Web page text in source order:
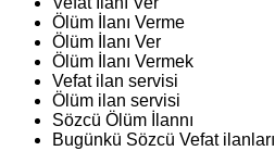
Ölüm İlanı Verme
Ölüm İlanı Ver
Ölüm İlanı Vermek
Vefat ilan servisi
Ölüm ilan servisi
Sözcü Ölüm İlannı
Bugünkü Sözcü Vefat ilanları